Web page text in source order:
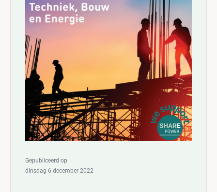
Gepubliceerd op
dinsdag 6 december 2022